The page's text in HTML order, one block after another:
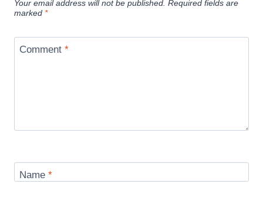
Your email address will not be published. Required fields are
marked *
Comment *
Name *